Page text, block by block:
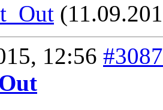
12:56 #3087